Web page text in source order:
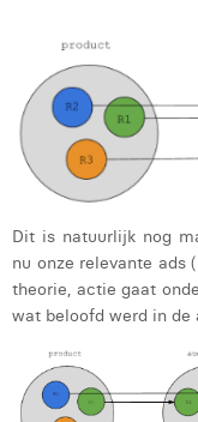
Dit is natuurlijk nog
nu onze relevante ads
theorie, actie gaat
wat beloofd werd in de